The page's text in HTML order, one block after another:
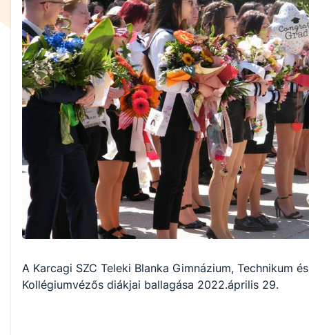
A Karcagi SZC Teleki Blanka Gimnázium, Technikum és
Kollégiumvézős diákjai ballagása 2022.április 29.